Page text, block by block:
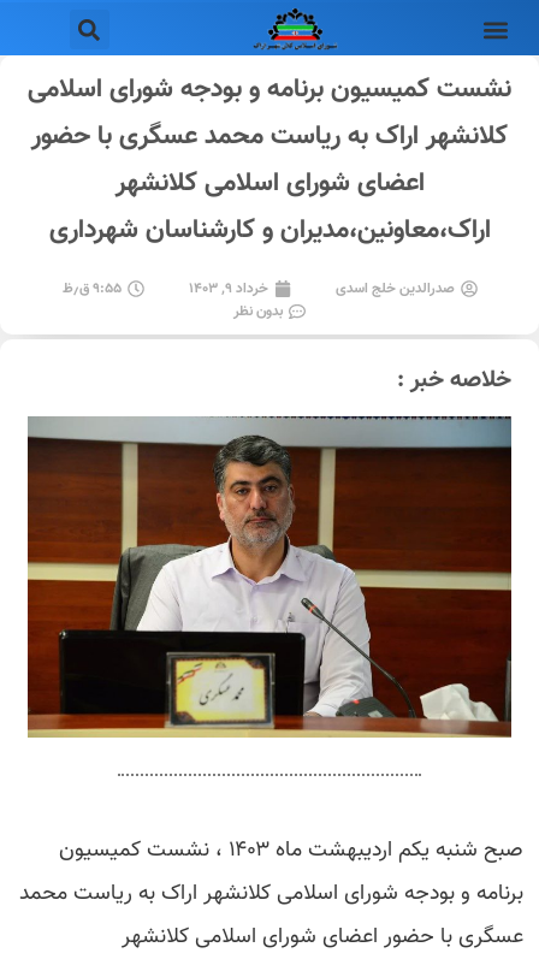
نشست کمیسیون برنامه و بودجه شورای اسلامی
کلانشهر اراک به ریاست محمد عسگری با حضور
اعضای شورای اسلامی کلانشهر
اراک،معاونین،مدیران و کارشناسان شهرداری
صدرالدین خلج اسدی خرداد ۹, ۱۴۰۳
۹:۵۵ ق٫ظ
بدون نظر
خلاصه خبر :
صبح شنبه یکم اردیبهشت ماه ۱۴۰۳ ، نشست کمیسیون
برنامه و بودجه شورای اسلامی کلانشهر اراک به ریاست محمد
عسگری با حضور اعضای شورای اسلامی کلانشهر